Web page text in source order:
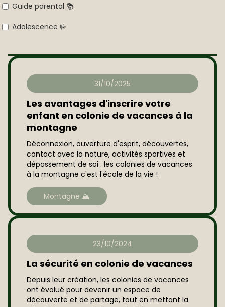
Guide parental 📚
Adolescence 🤟
31/10/2025
Les avantages d'inscrire votre
enfant en colonie de vacances à la
montagne
Déconnexion, ouverture d'esprit, découvertes,
contact avec la nature, activités sportives et
dépassement de soi : les colonies de vacances
à la montagne c'est l'école de la vie !
Montagne 🏔️
23/10/2024
La sécurité en colonie de vacances
Depuis leur création, les colonies de vacances
ont évolué pour devenir un espace de
découverte et de partage, tout en mettant la